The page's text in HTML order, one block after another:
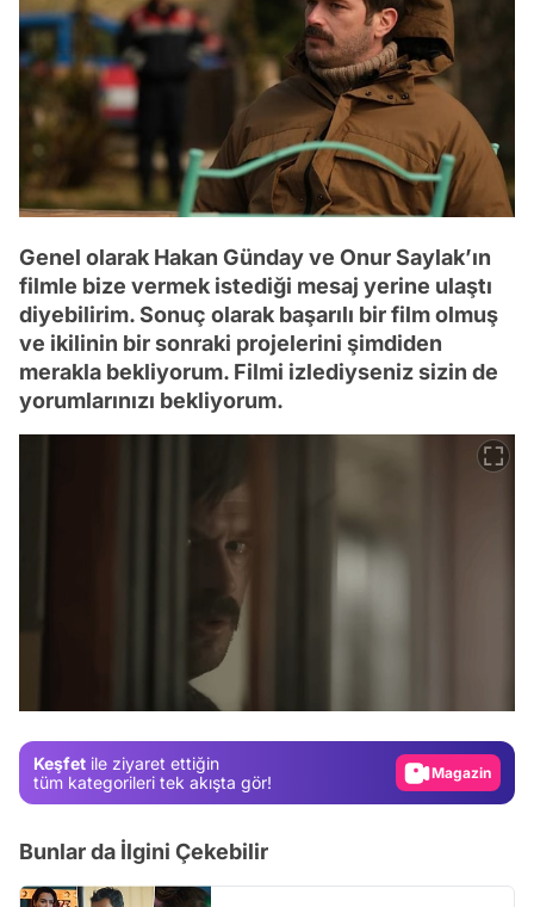
Genel olarak Hakan Günday ve Onur Saylak’ın
filmle bize vermek istediği mesaj yerine ulaştı
diyebilirim. Sonuç olarak başarılı bir film olmuş
ve ikilinin bir sonraki projelerini şimdiden
merakla bekliyorum. Filmi izlediyseniz sizin de
yorumlarınızı bekliyorum.
Keşfet ile ziyaret ettiğin
tüm kategorileri tek akışta gör!
Video
Bunlar da İlgini Çekebilir